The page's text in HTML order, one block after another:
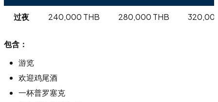
过夜 240,000 THB 280,000 THB
包含：
游览
欢迎鸡尾酒
一杯普罗塞克